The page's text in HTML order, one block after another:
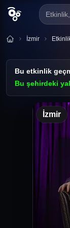
İzmir
Bu etkinlik
Bu şehirdeki
Murat Genç
İzmir